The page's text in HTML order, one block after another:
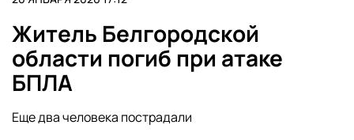
Житель Белгородской
области погиб при атаке
БПЛА
Еще два человека пострадали